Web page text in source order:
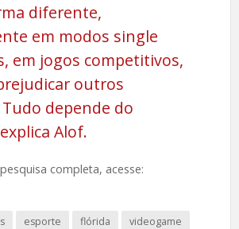
diferente,
em modos single
em jogos competitivos,
outros
depende do
Alof.
completa, acesse:
esporte flórida videogame